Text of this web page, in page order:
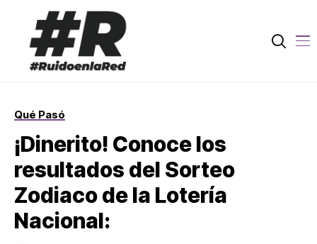
Qué Pasó
¡Dinerito! Conoce los
resultados del Sorteo
Zodiaco de la Lotería
Nacional: